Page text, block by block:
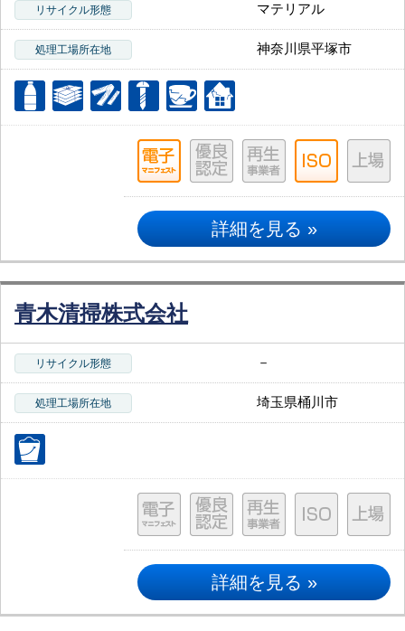
リサイクル形態 マテリアル
処理工場所在地 神奈川県平塚市
詳細を見る »
青木清掃株式会社
リサイクル形態 －
処理工場所在地 埼玉県桶川市
詳細を見る »